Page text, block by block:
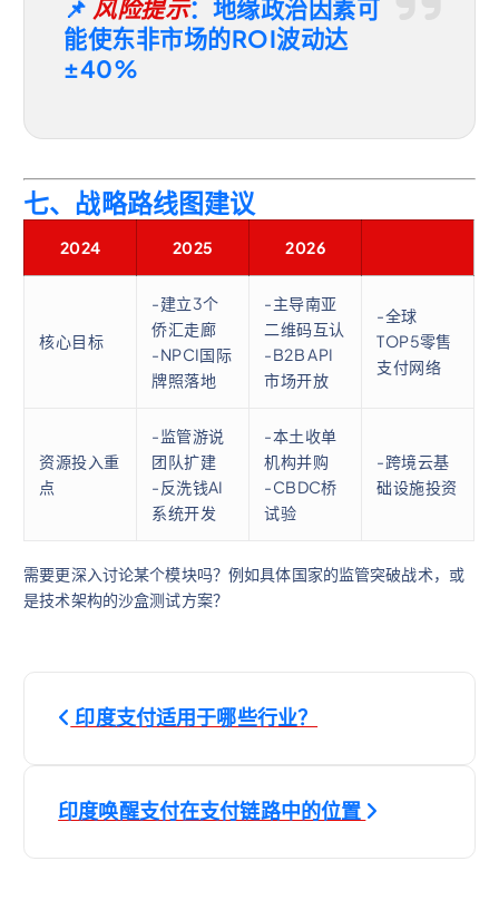
📌 风险提示：地缘政治因素可
能使东非市场的ROI波动达
±40%
七、战略路线图建议
2024 2025 2026
核心目标
-建立3个
侨汇走廊
-NPCI国际
牌照落地
-主导南亚
二维码互认
-B2B API
市场开放
-全球
TOP5零售
支付网络
资源投入重
点
-监管游说
团队扩建
-反洗钱AI
系统开发
-本土收单
机构并购
-CBDC桥
试验
-跨境云基
础设施投资
需要更深入讨论某个模块吗？例如具体国家的监管突破战术，或
是技术架构的沙盒测试方案？
文
导
印度支付适用于哪些行业？
印度唤醒支付在支付链路中的位置